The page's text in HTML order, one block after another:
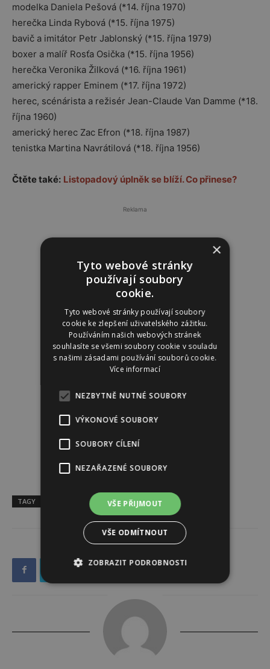
modelka Daniela Pešová (*14. října 1970)
herečka Linda Rybová (*15. října 1975)
bavič a imitátor Petr Jablonský (*15. října 1979)
boxer a malíř Rosťa Osička (*15. října 1956)
herečka Veronika Žilková (*16. října 1961)
americký rapper Eminem (*17. října 1972)
herec, scénárista a režisér Jean-Claude Van Damme (*18.
října 1960)
americký herec Zac Efron (*18. října 1987)
tenistka Martina Navrátilová (*18. října 1956)
Čtěte také: Listopadový úplněk se blíží. Co přinese?
Reklama
TAGY horoskop týdenní horoskop
×
Tyto webové stránky
používají soubory
cookie.
Tyto webové stránky používají soubory
cookie ke zlepšení uživatelského zážitku.
Používáním našich webových stránek
souhlasíte se všemi soubory cookie v souladu
s našimi zásadami používání souborů cookie.
Více informací
NEZBYTNĚ NUTNÉ SOUBORY
VÝKONOVÉ SOUBORY
SOUBORY CÍLENÍ
NEZAŘAZENÉ SOUBORY
VŠE PŘIJMOUT
VŠE ODMÍTNOUT
ZOBRAZIT PODROBNOSTI